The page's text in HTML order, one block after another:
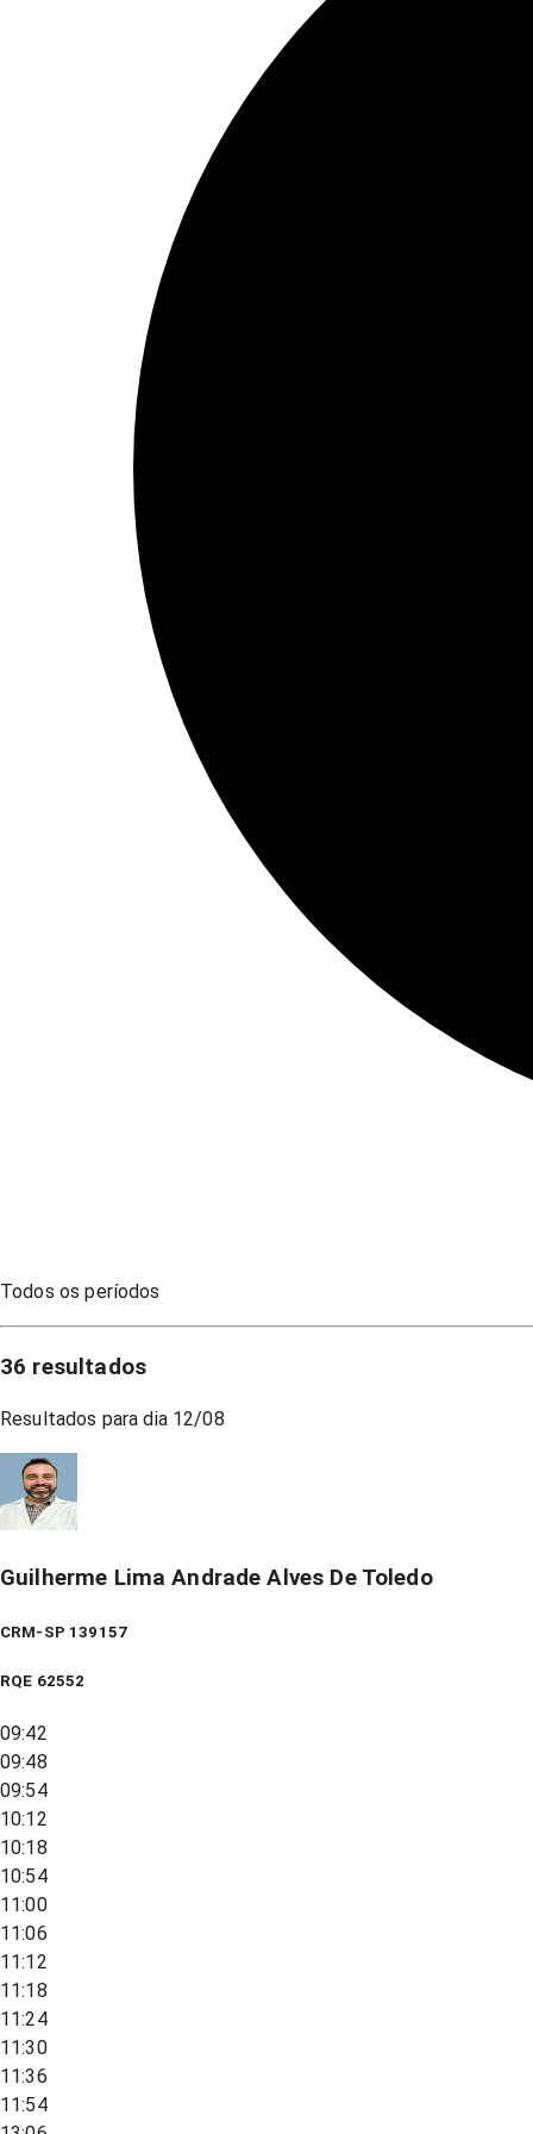
Todos os períodos
36 resultados
Resultados para dia 12/08
Guilherme Lima Andrade Alves De Toledo
CRM-SP 139157
RQE 62552
09:42
09:48
09:54
10:12
10:18
10:54
11:00
11:06
11:12
11:18
11:24
11:30
11:36
11:54